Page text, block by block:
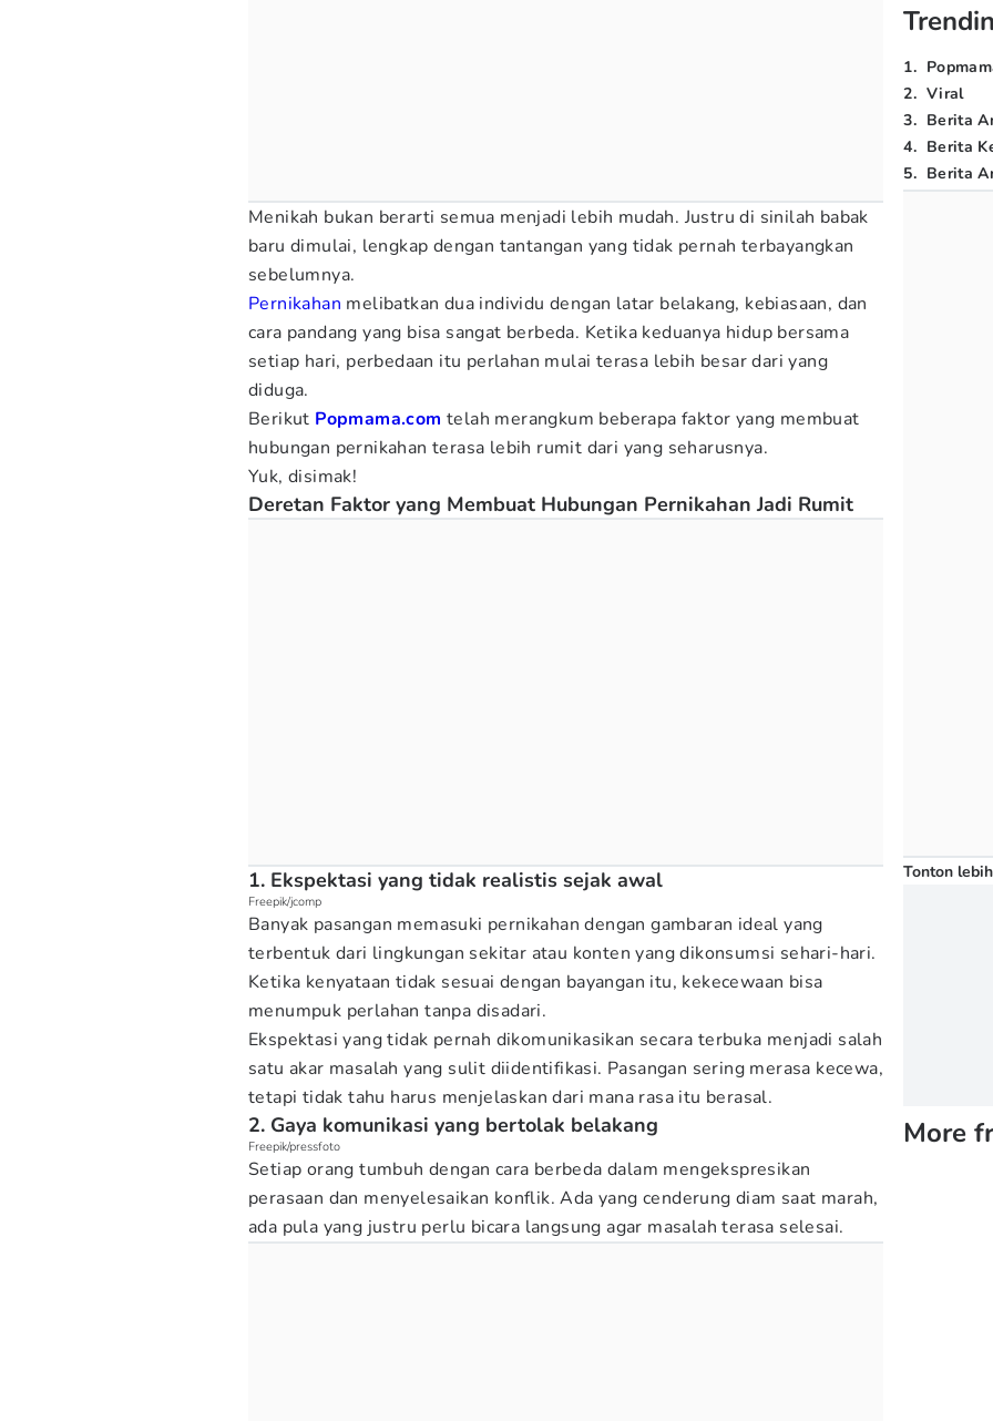
Menikah bukan berarti semua menjadi lebih mudah. Justru di sinilah babak
baru dimulai, lengkap dengan tantangan yang tidak pernah terbayangkan
sebelumnya.
Pernikahan melibatkan dua individu dengan latar belakang, kebiasaan, dan
cara pandang yang bisa sangat berbeda. Ketika keduanya hidup bersama
setiap hari, perbedaan itu perlahan mulai terasa lebih besar dari yang
diduga.
Berikut Popmama.com telah merangkum beberapa faktor yang membuat
hubungan pernikahan terasa lebih rumit dari yang seharusnya.
Yuk, disimak!
Deretan Faktor yang Membuat Hubungan Pernikahan Jadi Rumit
1. Ekspektasi yang tidak realistis sejak awal
Freepik/jcomp
Banyak pasangan memasuki pernikahan dengan gambaran ideal yang
terbentuk dari lingkungan sekitar atau konten yang dikonsumsi sehari-hari.
Ketika kenyataan tidak sesuai dengan bayangan itu, kekecewaan bisa
menumpuk perlahan tanpa disadari.
Ekspektasi yang tidak pernah dikomunikasikan secara terbuka menjadi salah
satu akar masalah yang sulit diidentifikasi. Pasangan sering merasa kecewa,
tetapi tidak tahu harus menjelaskan dari mana rasa itu berasal.
2. Gaya komunikasi yang bertolak belakang
Freepik/pressfoto
Setiap orang tumbuh dengan cara berbeda dalam mengekspresikan
perasaan dan menyelesaikan konflik. Ada yang cenderung diam saat marah,
ada pula yang justru perlu bicara langsung agar masalah terasa selesai.
1.
2. Viral
3. Berita
4. Berita
5. Berita
Tonton
More